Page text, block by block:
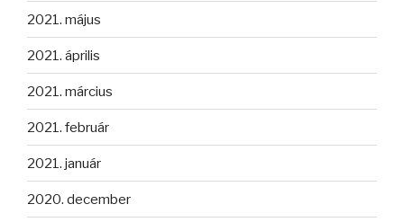
2021. május
2021. április
2021. március
2021. február
2021. január
2020. december